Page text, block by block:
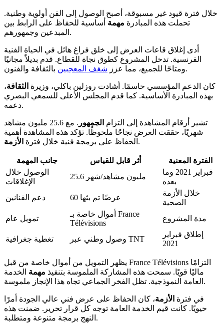
خلال فترة قيود غير مسبوقة، أصبح الوصول إلى الفن أولوية وطنية.
تحملت هذه المبادرة مهمة أساسية للحفاظ على الرابط بين
المبدعين وجمهورهم.
أدى إغلاق قاعات العرض إلى خلق فراغ هائل في الحياة الفنية
الفرنسية. تدخل المشروع كطوق نجاة للقطاع. قدم بديلاً مجانيًا
ومتاحًا للجميع، مما عزز شغف المعجبين بالثقافة والفنون.
كان الدعم المؤسسي حاسمًا. أشادت روزلين باكلي، وزيرة الثقافة،
بهذه المبادرة الأساسية. كما قدم المجلس الأعلى للسمعي البصري
دعمه.
تشير أرقام المشاهدة إلى التزام الجمهور
. مع 25.6 مليون مشاهد
شهريًا، حققت العرض نجاحًا ملحوظًا. تؤكد هذه المشاهدة أهمية
الحفاظ على برمجة فنية خلال فترة الأزمة .
جانب المهمة أثر قابل للقياس
الفترة المعنية
الوصول خلال
الإغلاقات
25.6 مليون مشاهد/شهر
فبراير 2021 وما
بعده
دعم الفنانين
60 عرضًا تم بثها
خلال الأزمة
الصحية
تمويل عام
أموال خاصة بـ France
Télévisions
مدة المشروع
تغطية جغرافية وصول وطني عبر TNT
إطلاق فبراير
2021
يظهر التمويل من أموال خاصة من قبل France Télévisions التزامًا
ماليًا قويًا. سمحت هذه المشاركة الملموسة بتنفيذ مهمة الخدمة
العامة النموذجية. تظل الفخر الجماعي تجاه هذا الإنجاز ملموسة.
في فترة الأزمة، كان الحفاظ على عرض فني عالي الجودة أمرًا
حيويًا. كانت قيم الخدمة العامة توجه كل قرار تحرير. ضمنت هذه
النهج برمجة متنوعة ومتطلبة.